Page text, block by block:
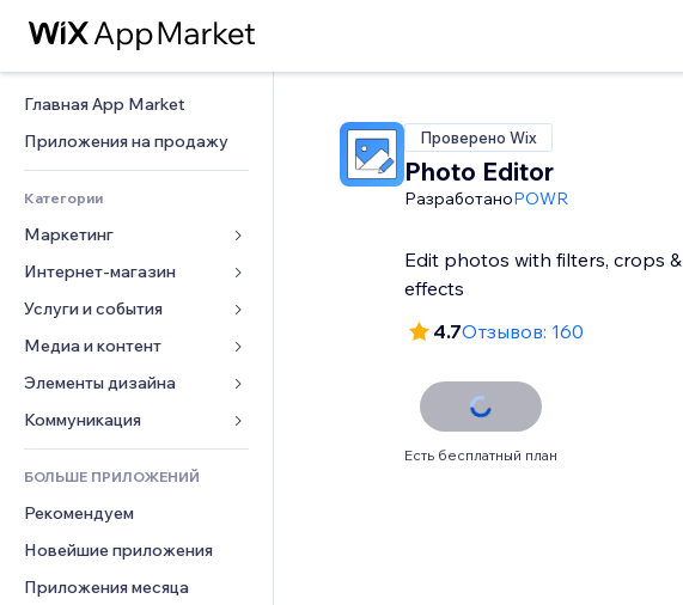
Главная App Market
Приложения на продажу
Категории
Маркетинг
Реклама
Моб. версия
Веб-аналитика
Списки сайтов
Эл. почта
Интернет-магазин
Приложения для магазинов
Доставка
Кнопки продаж
Бухгалтерский учет
Купоны и лояльность
Складские услуги
Услуги и события
Отели
События
Рестораны
Недвижимость
Онлайн-запись
Медиа и контент
Галерея
Музыка
Подкасты
Фотография
Видео
PDF
Обмен файлами
Элементы дизайна
Карты и навигация
Конфиденциальность и
безопасность
Часы
Формы
Опросы
Чат
Комментарии
БОЛЬШЕ ПРИЛОЖЕНИЙ
Рекомендуем
Новейшие приложения
Приложения месяца
Проверено Wix
Photo Editor
РазработаноPOWR
Edit photos with filters, crops &
effects
4.7Отзывов: 160
Есть бесплатный план